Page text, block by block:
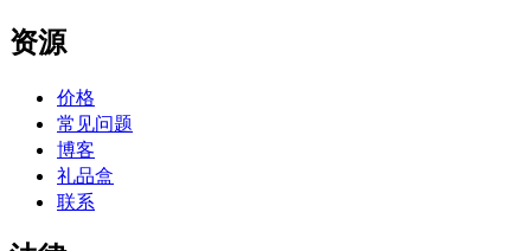
资源
价格
常见问题
博客
礼品盒
联系